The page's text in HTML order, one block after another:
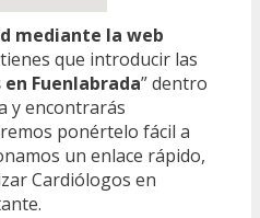
mediante la web
que introducir las
Fuenlabrada” dentro
y encontrarás
ponértelo fácil a
un enlace rápido,
Cardiólogos en